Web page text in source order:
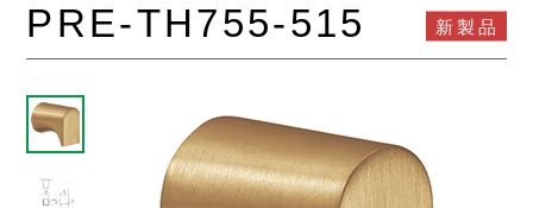
PRE-TH755-515 新製品